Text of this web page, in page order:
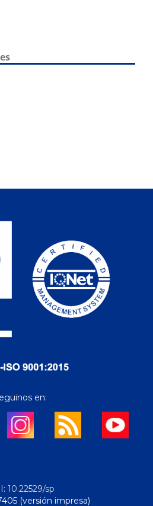
en:
10.22529/sp
(versión impresa)